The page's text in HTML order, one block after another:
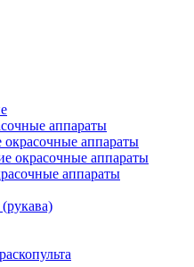
аппараты
окрасочные аппараты
окрасочные аппараты
аппараты